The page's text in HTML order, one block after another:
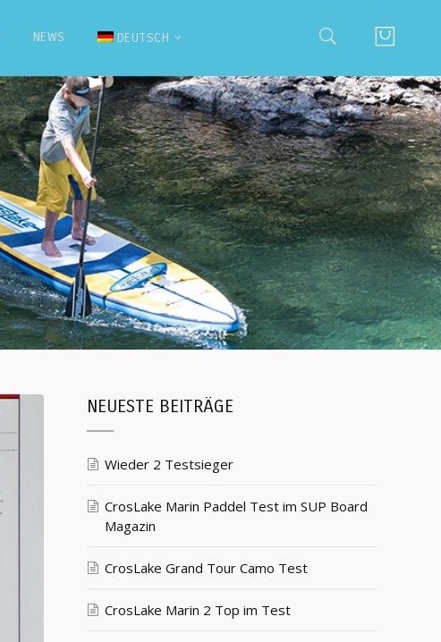
NEWS DEUTSCH
NEUESTE BEITRÄGE
Wieder 2 Testsieger
CrosLake Marin Paddel Test im SUP Board
Magazin
CrosLake Grand Tour Camo Test
CrosLake Marin 2 Top im Test